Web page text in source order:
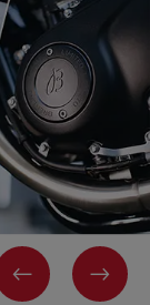
PREVIOUSNEXT